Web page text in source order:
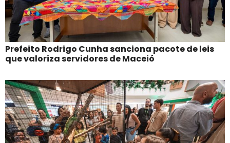
Prefeito Rodrigo Cunha sanciona pacote de leis
que valoriza servidores de Maceió